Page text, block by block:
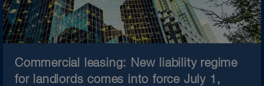
Commercial leasing: New liability regime
for landlords comes into force July 1,